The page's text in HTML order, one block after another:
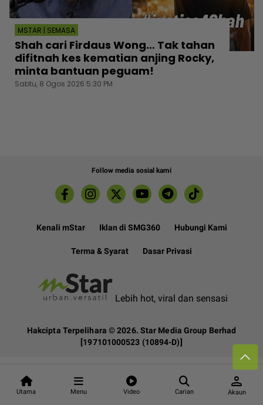
Utama Menu Video Carian
person
Akaun
MSTAR | SEMASA
Shah cari Firdaus Wong… Tak tahan
difitnah kes kematian anjing Rocky,
minta bantuan peguam!
Sabtu, 8 Ogos 2026 5:30 PM
Follow media sosial kami
Kenali mStar Iklan di SMG360 Hubungi Kami
Terma & Syarat Dasar Privasi
Lebih hot, viral dan sensasi
Hakcipta Terpelihara ©2026. Star Media Group Berhad
[197101000523 (10894-D)]